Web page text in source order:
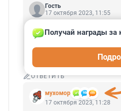
Гость
17 октября 2023, 11:55
Очень отлично. Теперь
нагляднее будет
глубокое
ОТВЕТИТЬ
мухомор
Получай награды за
17 октября 2023, 11:28